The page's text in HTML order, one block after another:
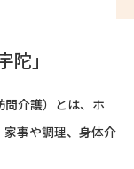
」
介護）とは、ホ
事や調理、身体介